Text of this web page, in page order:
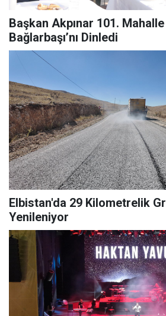
Başkan Akpınar 101. Mahalle
Bağlarbaşı’nı Dinledi
Elbistan'da 29 Kilometrelik
Yenileniyor